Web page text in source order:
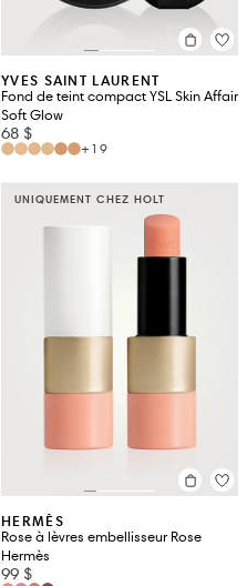
YVES SAINT LAURENT
Fond de teint compact YSL Skin Affair
Soft Glow
68 $
+19
UNIQUEMENT CHEZ HOLT
HERMÈS
Rose à lèvres embellisseur Rose
Hermès
99 $